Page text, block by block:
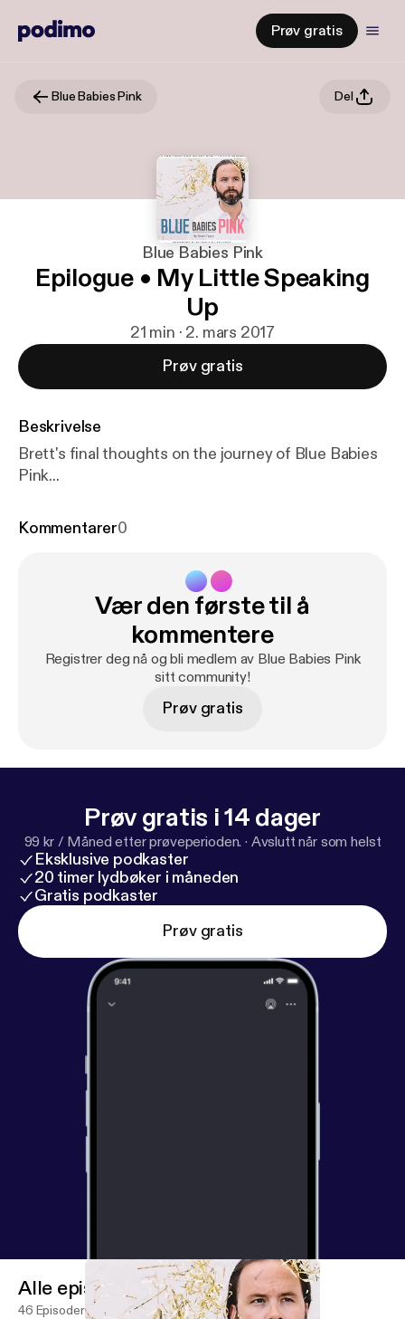
Prøv gratis
Blue Babies Pink Del
Blue Babies Pink
Epilogue • My Little Speaking
Up
21 min · 2. mars 2017
Prøv gratis
Beskrivelse
Brett's final thoughts on the journey of Blue Babies
Pink...
Kommentarer0
Vær den første til å
kommentere
Registrer deg nå og bli medlem av Blue Babies Pink
sitt community!
Prøv gratis
Prøv gratis i 14 dager
99 kr / Måned etter prøveperioden. · Avslutt når som helst
Eksklusive podkaster
20 timer lydbøker i måneden
Gratis podkaster
Prøv gratis
Alle episoder
46 Episoder